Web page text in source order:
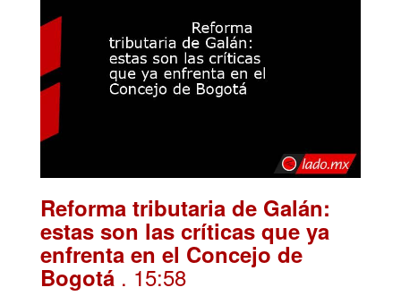
Reforma tributaria de Galán:
estas son las críticas que ya
enfrenta en el Concejo de
Bogotá . 15:58